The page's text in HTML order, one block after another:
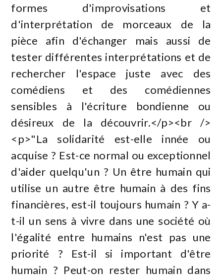
formes d'improvisations et
d'interprétation de morceaux de la
pièce afin d'échanger mais aussi de
tester différentes interprétations et de
rechercher l'espace juste avec des
comédiens et des comédiennes
sensibles à l'écriture bondienne ou
désireux de la découvrir.</p><br />
<p>"La solidarité est-elle innée ou
acquise ? Est-ce normal ou exceptionnel
d'aider quelqu'un ? Un être humain qui
utilise un autre être humain à des fins
financières, est-il toujours humain ? Y a-
t-il un sens à vivre dans une société où
l'égalité entre humains n'est pas une
priorité ? Est-il si important d'être
humain ? Peut-on rester humain dans